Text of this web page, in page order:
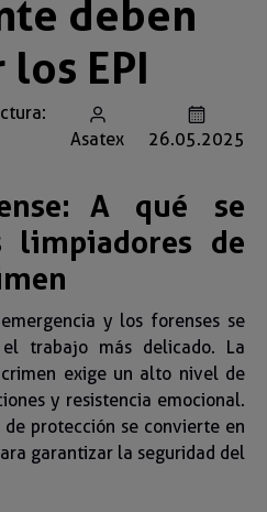
deben
los EPI
Asatex 26.05.2025
A qué se
limpiadores de
y los forenses se
trabajo más delicado. La
exige un alto nivel de
y resistencia emocional.
protección se convierte en
garantizar la seguridad del